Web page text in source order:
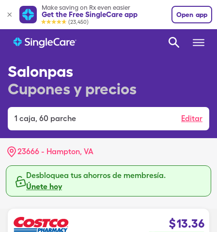
Make saving on Rx even easier
Get the Free SingleCare app
(23,450)
Open app
Salonpas
Cupones y precios
1 caja, 60 parche Editar
23666 - Hampton, VA
Desbloquea tus ahorros de membresía.
Únete hoy
$13.36